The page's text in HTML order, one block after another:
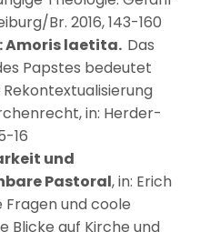
Br. 2016, 143-160
Amoris laetita. Das
Papstes bedeutet
in: Herder-
16
und
Pastoral, in: Erich
und coole
Blicke auf Kirche und